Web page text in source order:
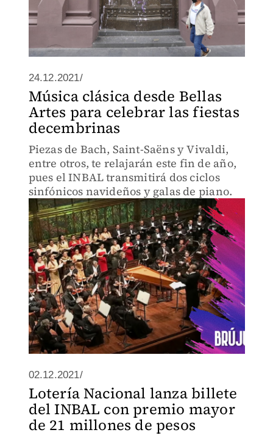
24.12.2021/
Música clásica desde Bellas
Artes para celebrar las fiestas
decembrinas
Piezas de Bach, Saint-Saëns y Vivaldi,
entre otros, te relajarán este fin de año,
pues el INBAL transmitirá dos ciclos
sinfónicos navideños y galas de piano.
02.12.2021/
Lotería Nacional lanza billete
del INBAL con premio mayor
de 21 millones de pesos